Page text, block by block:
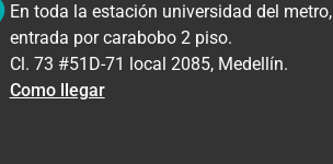
En toda la estación universidad del metro,
entrada por carabobo 2 piso.
Cl. 73 #51D-71 local 2085, Medellín.
Como llegar